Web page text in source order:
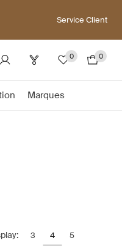
Service Client
0 0
Marques
3 4 5